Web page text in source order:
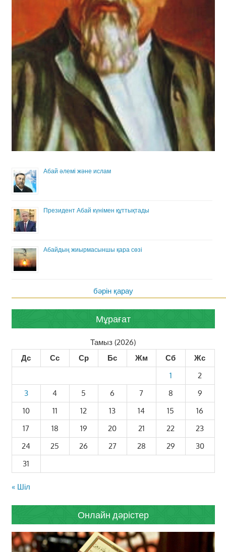
Абай әлемі және ислам
Президент Абай күнімен құттықтады
Абайдың жиырмасыншы қара сөзі
бәрін қарау
Мұрағат
Тамыз (2026)
Дс
Сс Ср Бс Жм Сб
Жс
1
2
3
4 5 6 7 8
9
10
11 12 13 14 15
16
17
18 19 20 21 22
23
24
25 26 27 28 29
30
31
« Шіл
Онлайн дәрістер